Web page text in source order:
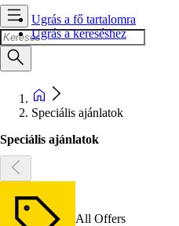
Ugrás a fő tartalomra
Ugrás a kereséshez
Speciális ajánlatok
Speciális ajánlatok
All Offers